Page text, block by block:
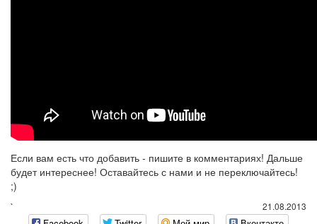
Если вам есть что добавить - пишите в комментариях! Дальше
будет интереснее! Оставайтесь с нами и не переключайтесь!
;)
21.08.2013
`